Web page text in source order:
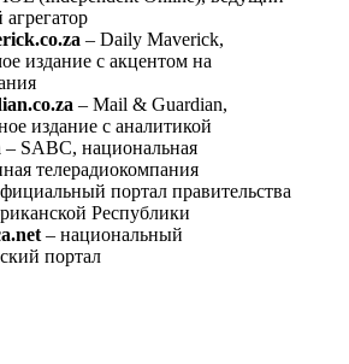
– Daily Maverick,
издание с акцентом на
– Mail & Guardian,
издание с аналитикой
– SABC, национальная
телерадиокомпания
портал правительства
Республики
– национальный
портал